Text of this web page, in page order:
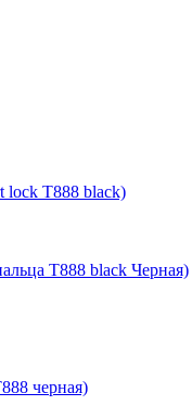
lock T888 black)
T888 black Черная)
черная)